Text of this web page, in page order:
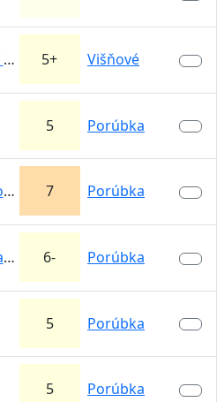
Skobovací Hranka - variant 5+ Višňové
5 Porúbka
Sila závislosti 7 Porúbka
Krče do paprče 6- Porúbka
5 Porúbka
5 Porúbka